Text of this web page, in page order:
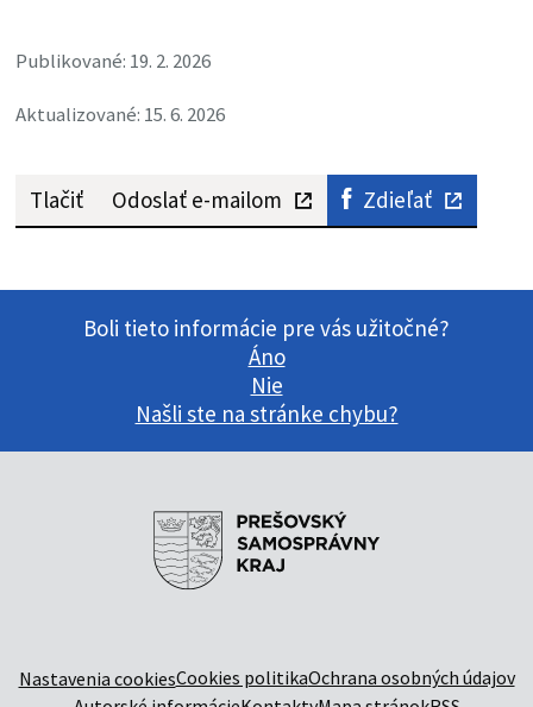
Publikované: 19. 2. 2026
Aktualizované: 15. 6. 2026
Tlačiť Odoslať e-mailom Zdieľať
Boli tieto informácie pre vás užitočné?
Áno
Nie
Našli ste na stránke chybu?
Nastavenia cookiesCookies politikaOchrana osobných údajov